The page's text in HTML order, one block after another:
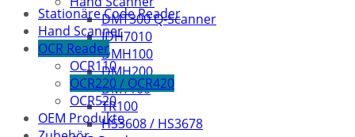
DMT300 Q-Scanner
IDH7010
DMH100
DMH200
DMT100
TR100
HS3608 / HS3678
Stationäre Code Reader
Hand Scanner
OCR Reader
OCR110
OCR220 / OCR420
OCR520
OEM Produkte